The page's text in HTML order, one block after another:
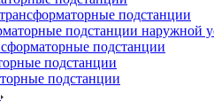
подстанции
подстанции наружной
подстанции
подстанции
подстанции